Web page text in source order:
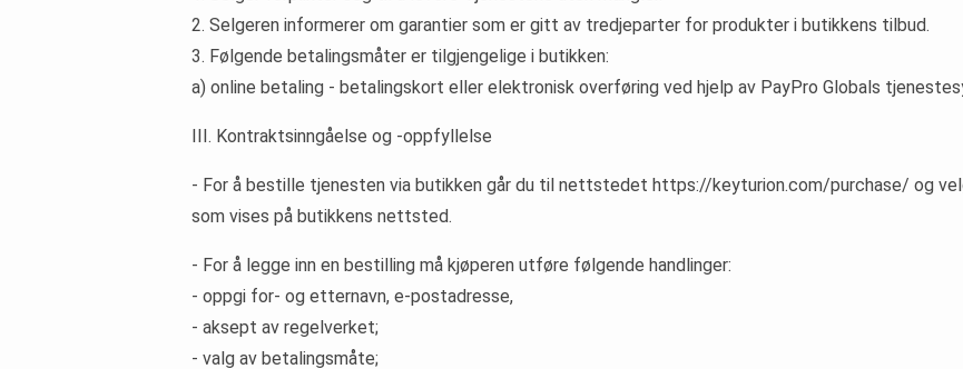
2. Selgeren informerer om garantier som er gitt av tredjeparter for produkter i butikkens tilbud.
3. Følgende betalingsmåter er tilgjengelige i butikken:
a) online betaling - betalingskort eller elektronisk overføring ved hjelp av PayPro Globals
III. Kontraktsinngåelse og -oppfyllelse
- For å bestille tjenesten via butikken går du til nettstedet https://keyturion.com/purchase/ og
som vises på butikkens nettsted.
- For å legge inn en bestilling må kjøperen utføre følgende handlinger:
- oppgi for- og etternavn, e-postadresse,
- aksept av regelverket;
- valg av betalingsmåte;